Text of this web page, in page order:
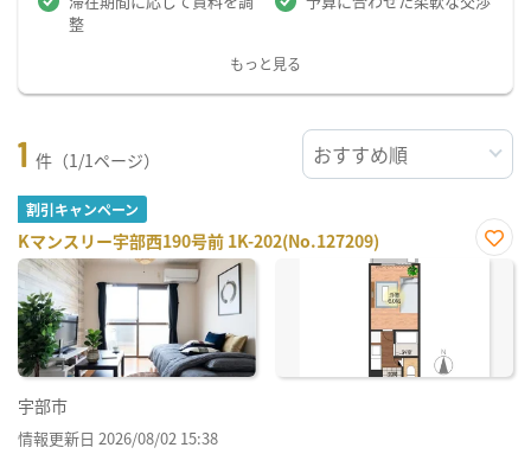
整
もっと見る
1 件（1/1ページ）
割引キャンペーン
Kマンスリー宇部西190号前 1K-202(No.127209)
お気
宇部市
情報更新日 2026/08/02 15:38